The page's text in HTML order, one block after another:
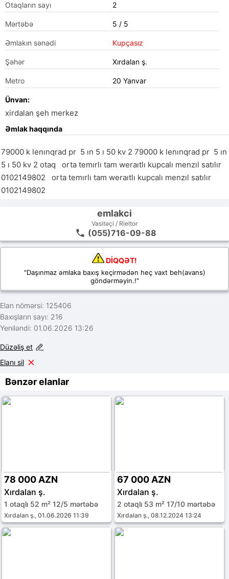
Otaqların sayı 2
Mərtəbə 5 / 5
Əmlakın sənədi Kupçasız
Şəhər Xırdalan ş.
Metro 20 Yanvar
Ünvan:
xirdalan şeh merkez
Əmlak haqqında
79000 k lenınqrad pr  5 ın 5 ı 50 kv 2 79000 k lenınqrad pr  5 ın
5 ı 50 kv 2 otaq   orta temırlı tam weraıtlı kupcalı menzıl satılır
0102149802   orta temırlı tam weraıtlı kupcalı menzıl satılır
0102149802
emlakci
Vasitəçi / Rieltor
(055)716-09-88
DİQQƏT!
"Daşınmaz əmlaka baxış keçirmədən heç vaxt beh(avans)
göndərməyin.!"
Elan nömərsi: 125406
Baxışların sayı: 216
Yeniləndi: 01.06.2026 13:26
Düzəliş et
Elanı sil
Bənzər elanlar
78 000 AZN
Xırdalan ş.
1 otaqlı 52 m² 12/5 mərtəbə
Xırdalan ş., 01.06.2026 11:39
67 000 AZN
Xırdalan ş.
2 otaqlı 53 m² 17/10 mərtəbə
Xırdalan ş., 08.12.2024 13:24